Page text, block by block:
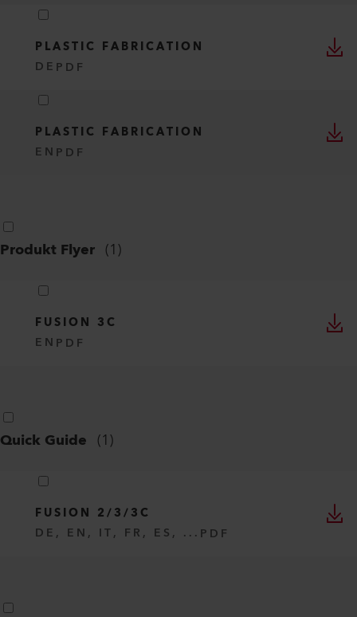
PLASTIC FABRICATION
DE PDF
PLASTIC FABRICATION
EN PDF
Produkt Flyer (1)
FUSION 3C
EN PDF
Quick Guide (1)
FUSION 2/3/3C
DE, EN, IT, FR, ES, ... PDF